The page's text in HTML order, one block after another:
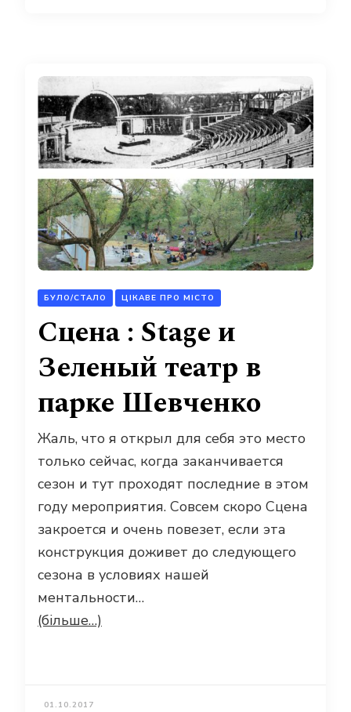
БУЛО/СТАЛО ЦІКАВЕ ПРО МІСТО
Сцена : Stage и
Зеленый театр в
парке Шевченко
Жаль, что я открыл для себя это место
только сейчас, когда заканчивается
сезон и тут проходят последние в этом
году мероприятия. Совсем скоро Сцена
закроется и очень повезет, если эта
конструкция доживет до следующего
сезона в условиях нашей
ментальности…
(більше…)
01.10.2017